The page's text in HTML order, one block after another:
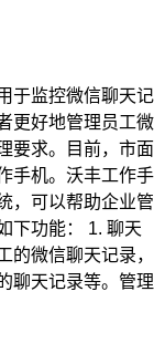
于监控微信聊天记
更好地管理员工微
要求。目前，市面
手机。沃丰工作手
，可以帮助企业管
下功能： 1. 聊天
的微信聊天记录，
聊天记录等。管理